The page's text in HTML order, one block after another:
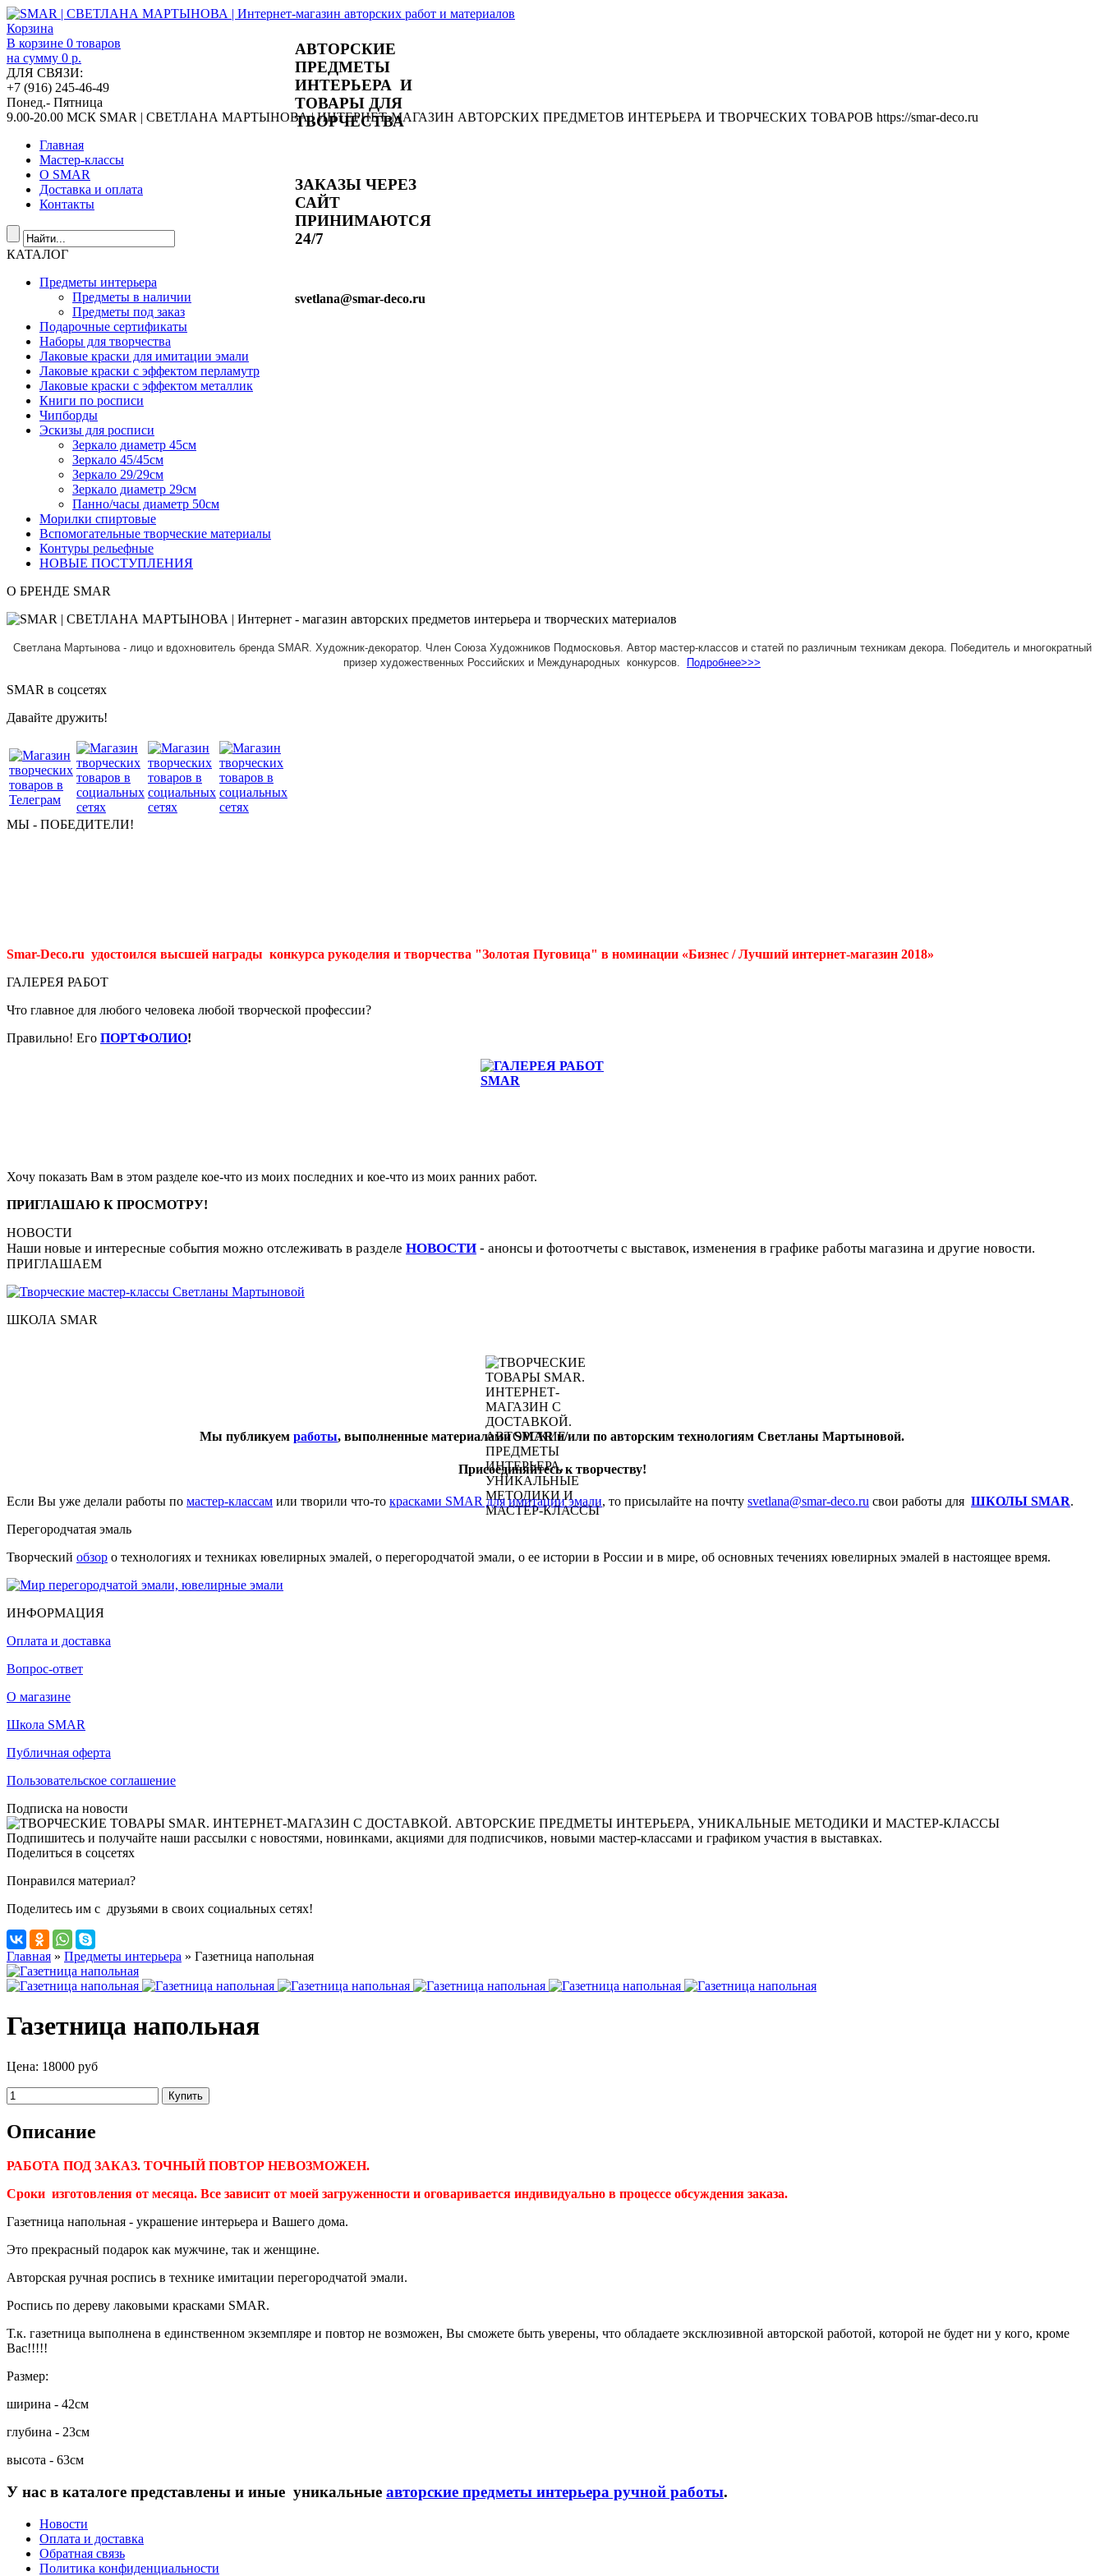
АВТОРСКИЕ
ПРЕДМЕТЫ
ИНТЕРЬЕРА И
ТОВАРЫ ДЛЯ
ТВОРЧЕСТВА
ЗАКАЗЫ ЧЕРЕЗ
САЙТ
ПРИНИМАЮТСЯ
24/7
svetlana@smar-deco.ru
Корзина
В корзине 0 товаров
на сумму 0 р.
ДЛЯ СВЯЗИ:
+7 (916) 245-46-49
Понед.- Пятница
9.00-20.00 МСК SMAR | СВЕТЛАНА МАРТЫНОВА | ИНТЕРНЕТ-МАГАЗИН АВТОРСКИХ ПРЕДМЕТОВ ИНТЕРЬЕРА И ТВОРЧЕСКИХ ТОВАРОВ https://smar-deco.ru
Главная
Мастер-классы
О SMAR
Доставка и оплата
Контакты
КАТАЛОГ
Предметы интерьера
Предметы в наличии
Предметы под заказ
Подарочные сертификаты
Наборы для творчества
Лаковые краски для имитации эмали
Лаковые краски с эффектом перламутр
Лаковые краски с эффектом металлик
Книги по росписи
Чипборды
Эскизы для росписи
Зеркало диаметр 45см
Зеркало 45/45см
Зеркало 29/29см
Зеркало диаметр 29см
Панно/часы диаметр 50см
Морилки спиртовые
Вспомогательные творческие материалы
Контуры рельефные
НОВЫЕ ПОСТУПЛЕНИЯ
О БРЕНДЕ SMAR
Светлана Мартынова - лицо и вдохновитель бренда SMAR. Художник-декоратор. Член Союза Художников Подмосковья. Автор мастер-классов и статей по различным техникам декора. Победитель и многократный
призер художественных Российских и Международных конкурсов.
Подробнее>>>
SMAR в соцсетях
Давайте дружить!
МЫ - ПОБЕДИТЕЛИ!
Smar-Deco.ru удостоился высшей награды конкурса рукоделия и творчества "Золотая Пуговица" в номинации «Бизнес / Лучший интернет-магазин 2018»
ГАЛЕРЕЯ РАБОТ
Что главное для любого человека любой творческой профессии?
Правильно! Его ПОРТФОЛИО!
Хочу показать Вам в этом разделе кое-что из моих последних и кое-что из моих ранних работ.
ПРИГЛАШАЮ К ПРОСМОТРУ!
НОВОСТИ
Наши новые и интересные события можно отслеживать в разделе НОВОСТИ - анонсы и фотоотчеты с выставок, изменения в графике работы магазина и другие новости.
ПРИГЛАШАЕМ
ШКОЛА SMAR
Мы публикуем работы, выполненные материалами SMAR и/или по авторским технологиям Светланы Мартыновой.
Присоединяйтесь к творчеству!
Если Вы уже делали работы по мастер-классам или творили что-то красками SMAR для имитации эмали, то присылайте на почту svetlana@smar-deco.ru свои работы для ШКОЛЫ SMAR.
Перегородчатая эмаль
Творческий обзор о технологиях и техниках ювелирных эмалей, о перегородчатой эмали, о ее истории в России и в мире, об основных течениях ювелирных эмалей в настоящее время.
ИНФОРМАЦИЯ
Оплата и доставка
Вопрос-ответ
О магазине
Школа SMAR
Публичная оферта
Пользовательское соглашение
Подписка на новости
Подпишитесь и получайте наши рассылки с новостями, новинками, акциями для подписчиков, новыми мастер-классами и графиком участия в выставках.
Поделиться в соцсетях
Понравился материал?
Поделитесь им с друзьями в своих социальных сетях!
Главная » Предметы интерьера » Газетница напольная
Газетница напольная
Цена: 18000 руб
Описание
РАБОТА ПОД ЗАКАЗ. ТОЧНЫЙ ПОВТОР НЕВОЗМОЖЕН.
Сроки изготовления от месяца. Все зависит от моей загруженности и оговаривается индивидуально в процессе обсуждения заказа.
Газетница напольная - украшение интерьера и Вашего дома.
Это прекрасный подарок как мужчине, так и женщине.
Авторская ручная роспись в технике имитации перегородчатой эмали.
Роспись по дереву лаковыми красками SMAR.
Т.к. газетница выполнена в единственном экземпляре и повтор не возможен, Вы сможете быть уверены, что обладаете эксклюзивной авторской работой, которой не будет ни у кого, кроме
Вас!!!!!
Размер:
ширина - 42см
глубина - 23см
высота - 63см
У нас в каталоге представлены и иные уникальные авторские предметы интерьера ручной работы.
Новости
Оплата и доставка
Обратная связь
Политика конфиденциальности